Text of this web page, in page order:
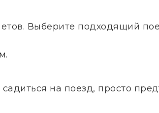
Выберите подходящий
на поезд, просто